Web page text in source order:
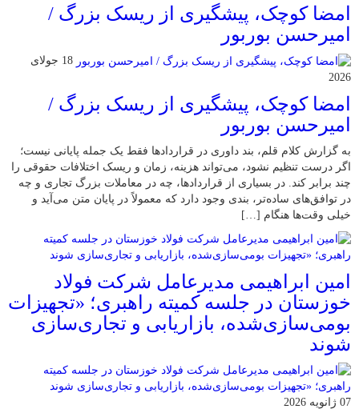
امضا کوچک، پیشگیری از ریسک بزرگ /
امیرحسن بوربور
18 جولای
2026
امضا کوچک، پیشگیری از ریسک بزرگ /
امیرحسن بوربور
به گزارش کلام قلم، بند داوری در قراردادها فقط یک جمله پایانی نیست؛
اگر درست تنظیم نشود، می‌تواند هزینه، زمان و ریسک اختلافات حقوقی را
چند برابر کند. در بسیاری از قراردادها، چه در معاملات بزرگ تجاری و چه
در توافق‌های ساده‌تر، بندی وجود دارد که معمولاً در پایان متن می‌آید و
خیلی وقت‌ها هنگام […]
امین ابراهیمی مدیرعامل شرکت فولاد
خوزستان در جلسه کمیته راهبری؛ «تجهیزات
بومی‌سازی‌شده، بازاریابی و تجاری‌سازی
شوند
07 ژانویه 2026